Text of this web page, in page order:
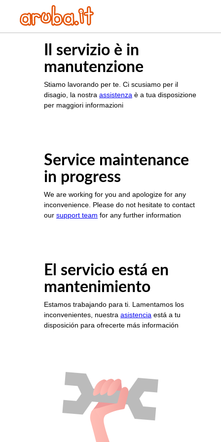
Il servizio è in
manutenzione
Stiamo lavorando per te. Ci scusiamo per il
disagio, la nostra assistenza è a tua disposizione
per maggiori informazioni
Service maintenance
in progress
We are working for you and apologize for any
inconvenience. Please do not hesitate to contact
our support team for any further information
El servicio está en
mantenimiento
Estamos trabajando para ti. Lamentamos los
inconvenientes, nuestra asistencia está a tu
disposición para ofrecerte más información